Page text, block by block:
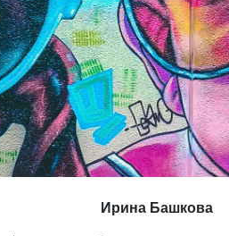
Ирина Башкова